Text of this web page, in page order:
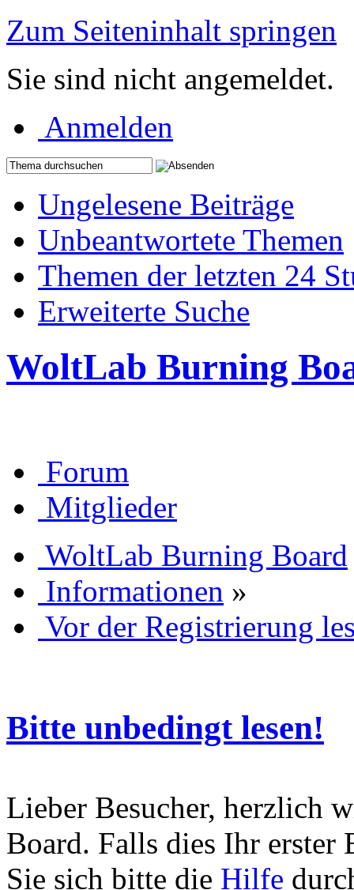
Zum Seiteninhalt springen
Sie sind nicht angemeldet.
Anmelden
Ungelesene Beiträge
Unbeantwortete Themen
Themen der letzten 24
Erweiterte Suche
WoltLab Burning
Forum
Mitglieder
WoltLab Burning Board
Informationen »
Vor der Registrierung
Bitte unbedingt lesen!
Lieber Besucher, herzlich
Board. Falls dies Ihr erster
Sie sich bitte die Hilfe